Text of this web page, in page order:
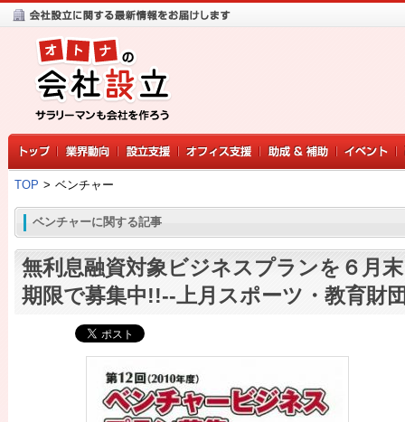
TOP > ベンチャー
ベンチャーに関する記事
無利息融資対象ビジネスプランを６月末
期限で募集中!!--上月スポーツ・教育財